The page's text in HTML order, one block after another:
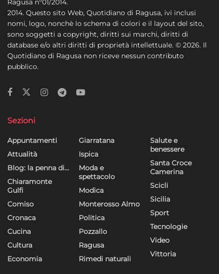
Ragusa n°01/2014.
2014. Questo sito Web, Quotidiano di Ragusa, ivi inclusi
nomi, logo, nonchè lo schema di colori e il layout del sito,
sono soggetti a copyright, diritti sui marchi, diritti di
database e/o altri diritti di proprietà intellettuale. © 2026. Il
Quotidiano di Ragusa non riceve nessun contributo
pubblico.
Sezioni
Appuntamenti
Attualità
Blog: la penna di…
Chiaramonte
Gulfi
Comiso
Cronaca
Cucina
Cultura
Economia
Giarratana
Ispica
Moda e
spettacolo
Modica
Monterosso Almo
Politica
Pozzallo
Ragusa
Rimedi naturali
Salute e
benessere
Santa Croce
Camerina
Scicli
Sicilia
Sport
Tecnologie
Video
Vittoria